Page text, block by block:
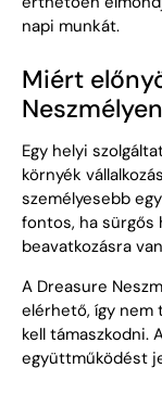
napi munkát.
Miért
Egy helyi
környék
személyesebb
fontos, ha sürgős
beavatkozásra
A Dreasure
elérhető, így nem
kell támaszkodni.
együttműködést